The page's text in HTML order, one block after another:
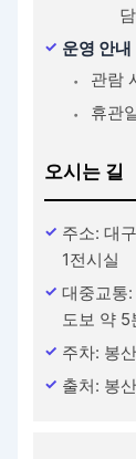
운영 안내
관람
휴관
오시는 길
주소: 대
1전시실
대중교통
도보 약 5
주차: 봉
출처: 봉